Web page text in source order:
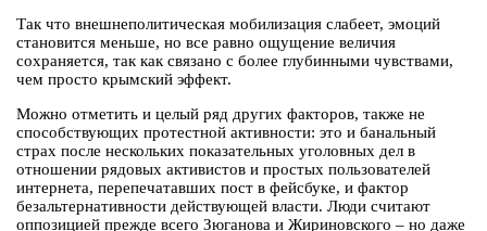
Так что внешнеполитическая мобилизация слабеет, эмоций
становится меньше, но все равно ощущение величия
сохраняется, так как связано с более глубинными чувствами,
чем просто крымский эффект.
Можно отметить и целый ряд других факторов, также не
способствующих протестной активности: это и банальный
страх после нескольких показательных уголовных дел в
отношении рядовых активистов и простых пользователей
интернета, перепечатавших пост в фейсбуке, и фактор
безальтернативности действующей власти. Люди считают
оппозицией прежде всего Зюганова и Жириновского – но даже